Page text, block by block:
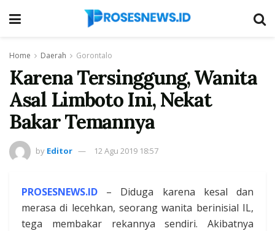
Home Daerah Gorontalo
Karena Tersinggung, Wanita
Asal Limboto Ini, Nekat
Bakar Temannya
by Editor 12 Agu 2019 18:57
PROSESNEWS.ID – Diduga karena kesal dan
merasa di lecehkan, seorang wanita berinisial IL,
tega membakar rekannya sendiri. Akibatnya